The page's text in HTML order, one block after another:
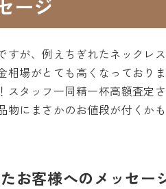
ージ
すが、例えちぎれたネック
相場がとても高くなっており
スタッフ一同精一杯高額査定
物にまさかのお値段が付くか
お客様へのメッセー